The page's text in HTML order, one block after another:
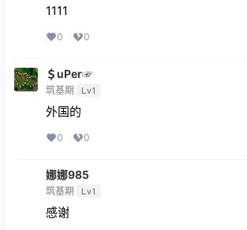
1111
0 0
＄uΡer☞
筑基期 Lv1
外国的
0 0
娜娜985
筑基期 Lv1
感谢